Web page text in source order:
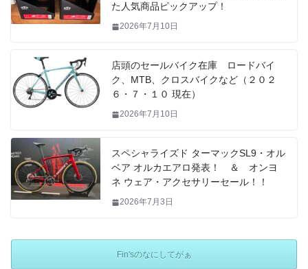
た人気商品ピックアップ！
2026年7月10日
店頭のセールバイク在庫 ロードバイ
ク、MTB、クロスバイクなど（２０２
６・７・１０ 現在）
2026年7月10日
スペシャライズド ターマックSL9・オル
ベア オルカエアロ発表！ ＆ オンヨ
ネ ウェア・アクセサリーセール！！
2026年7月3日
Fin'sのなにしてがぁ